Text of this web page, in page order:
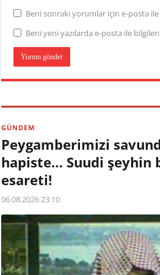
Beni sonraki yorumlar için e-posta
Beni yeni yazılarda e-posta ile
GÜNDEM
Peygamberimizi
hapiste… Suudi şeyhin
esareti!
06.08.2026 23:10